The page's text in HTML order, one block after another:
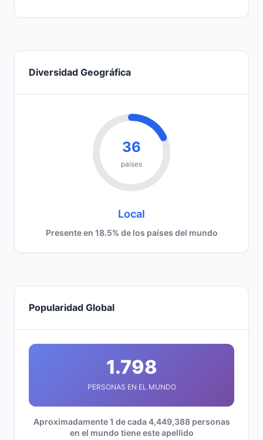
Diversidad Geográfica
36
países
Local
Presente en 18.5% de los países del mundo
Popularidad Global
1.798
PERSONAS EN EL MUNDO
Aproximadamente 1 de cada 4,449,388 personas
en el mundo tiene este apellido